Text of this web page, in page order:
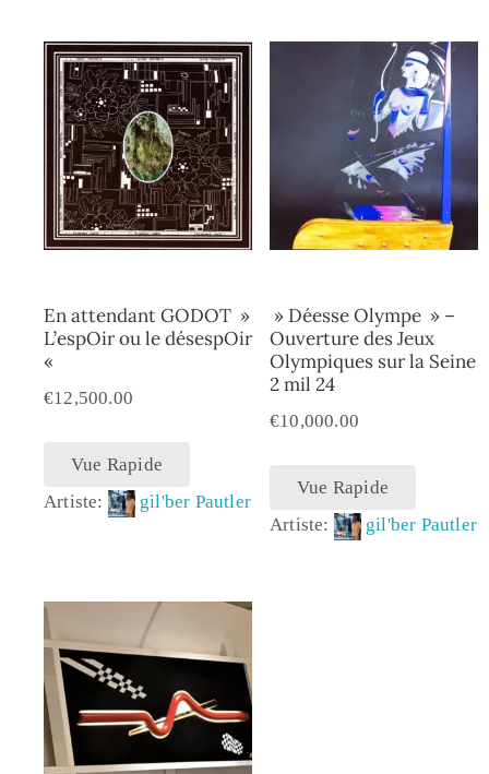
En attendant GODOT »
L’espOir ou le désespOir
«
€12,500.00
Vue Rapide
Artiste:
gil'ber Pautler
» Déesse Olympe » –
Ouverture des Jeux
Olympiques sur la Seine
2 mil 24
€10,000.00
Vue Rapide
Artiste:
gil'ber Pautler